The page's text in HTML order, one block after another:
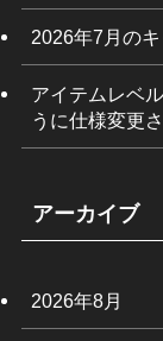
2026年7月の
アイテムレベ
うに仕様変更
アーカイブ
2026年8月